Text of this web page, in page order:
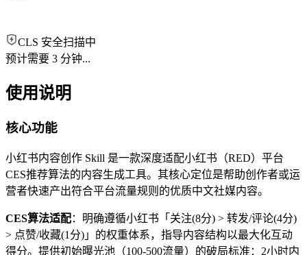
CLS 安全扫描中
预计需要 3 分钟...
使用说明
核心功能
小红书内容创作 Skill 是一款深度适配小红书（RED）平台
CES推荐算法的内容生成工具。其核心定位是帮助创作者或运
营者快速产出符合平台流量规则的优质中文社媒内容。
CES算法适配：明确遵循小红书「关注(8分) > 转发/评论(4分)
> 点赞/收藏(1分)」的权重体系，指导内容结构以最大化互动
得分。提供初始曝光池（100-500流量）的破局标准：2小时内